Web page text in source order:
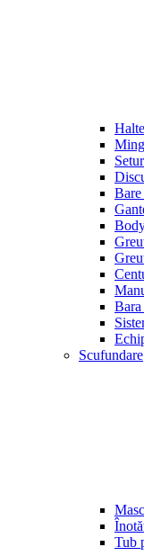
Bare
Bara
Scufundare
Tub